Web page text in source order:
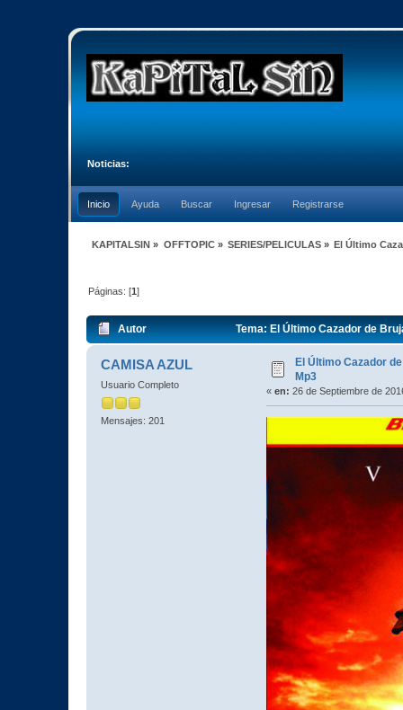
Noticias:
Inicio Ayuda Buscar Ingresar Registrarse
KAPITALSIN » OFFTOPIC» SERIES/PELICULAS» El Último
Páginas: [1]
Autor Tema: El Último Cazador de
CAMISA AZUL
Usuario Completo
Mensajes: 201
El Último Cazador
Mp3
« en: 26 de Septiembre de